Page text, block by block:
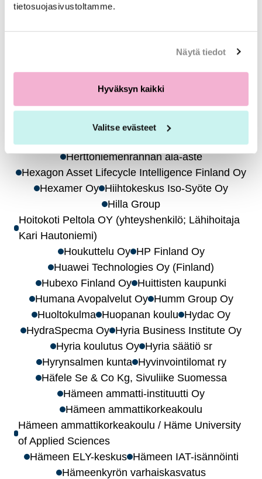
tietosuojasivustoltamme.
Näytä tiedot
Hyväksyn kaikki
Valitse evästeet
Helsingin ranskalais-suomalainen koulu
Helsingin Seudun Isännöitsijät Oy
Helsingin yliopisto / Päijät-Hämeen LUMA-
keskus
Helsinki Allas Oy, Allas Pool
Helvar
Herttoniemenrannan ala-aste
Hexagon Asset Lifecycle Intelligence Finland Oy
Hexamer Oy Hiihtokeskus Iso-Syöte Oy
Hilla Group
Hoitokoti Peltola OY (yhteyshenkilö; Lähihoitaja
Kari Hautoniemi)
Houkuttelu Oy HP Finland Oy
Huawei Technologies Oy (Finland)
Hubexo Finland Oy Huittisten kaupunki
Humana Avopalvelut Oy Humm Group Oy
Huoltokulma Huopanan koulu Hydac Oy
HydraSpecma Oy Hyria Business Institute Oy
Hyria koulutus Oy Hyria säätiö sr
Hyrynsalmen kunta Hyvinvointilomat ry
Häfele Se & Co Kg, Sivuliike Suomessa
Hämeen ammatti-instituutti Oy
Hämeen ammattikorkeakoulu
Hämeen ammattikorkeakoulu / Häme University
of Applied Sciences
Hämeen ELY-keskus Hämeen IAT-isännöinti
Hämeenkyrön varhaiskasvatus